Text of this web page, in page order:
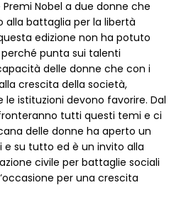
Nobel a due donne che
battaglia per la libertà
edizione non ha potuto
punta sui talenti
delle donne che con i
crescita della società,
istituzioni devono favorire. Dal
tutti questi temi e ci
delle donne ha aperto un
su tutto ed è un invito alla
civile per battaglie sociali
per una crescita